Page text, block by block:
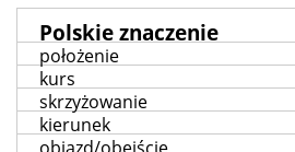
Polskie znaczenie
położenie
kurs
skrzyżowanie
kierunek